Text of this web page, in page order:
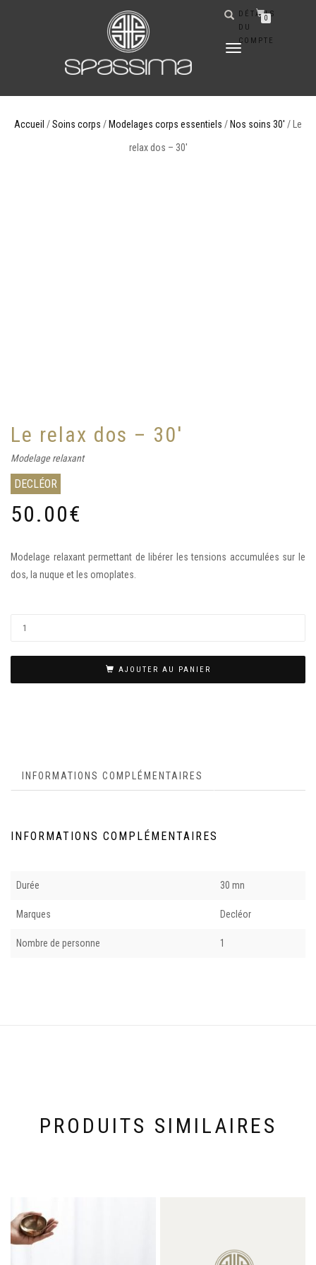
DÉPLIER
DÉTAILS
DU
COMPTE
0
Accueil /Soins corps / Modelages corps essentiels / Nos soins 30' / Le
relax dos – 30′
Le relax dos – 30′
Modelage relaxant
DECLÉOR
50.00€
Modelage relaxant permettant de libérer les tensions accumulées sur le
dos, la nuque et les omoplates.
AJOUTER AU PANIER
INFORMATIONS COMPLÉMENTAIRES
INFORMATIONS COMPLÉMENTAIRES
Durée 30 mn
Marques Decléor
Nombre de personne 1
PRODUITS SIMILAIRES